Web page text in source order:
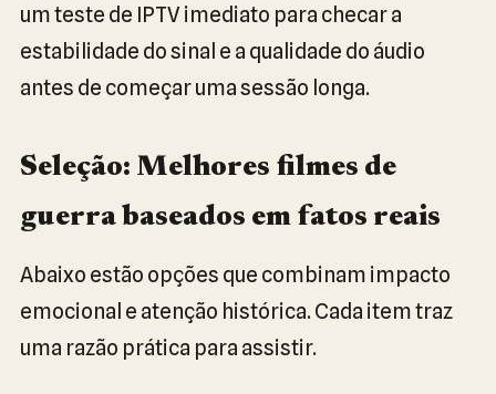
um teste de IPTV imediato para checar a
estabilidade do sinal e a qualidade do áudio
antes de começar uma sessão longa.
Seleção: Melhores filmes de
guerra baseados em fatos reais
Abaixo estão opções que combinam impacto
emocional e atenção histórica. Cada item traz
uma razão prática para assistir.